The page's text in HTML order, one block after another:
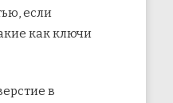
если
как ключи
в